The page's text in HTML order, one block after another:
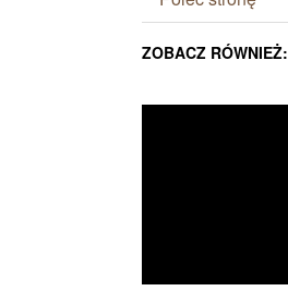
ZOBACZ RÓWNIEŻ: